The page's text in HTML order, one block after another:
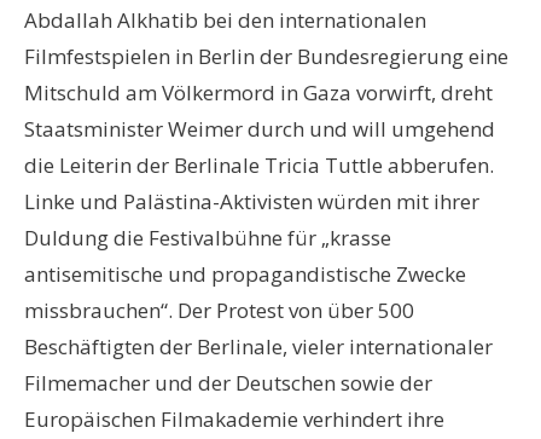
Abdallah Alkhatib bei den internationalen
Filmfestspielen in Berlin der Bundesregierung eine
Mitschuld am Völkermord in Gaza vorwirft, dreht
Staatsminister Weimer durch und will umgehend
die Leiterin der Berlinale Tricia Tuttle abberufen.
Linke und Palästina-Aktivisten würden mit ihrer
Duldung die Festivalbühne für „krasse
antisemitische und propagandistische Zwecke
missbrauchen“. Der Protest von über 500
Beschäftigten der Berlinale, vieler internationaler
Filmemacher und der Deutschen sowie der
Europäischen Filmakademie verhindert ihre